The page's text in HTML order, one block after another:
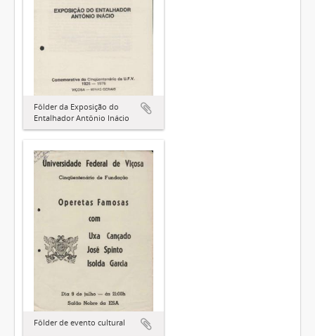
Fôlder da Exposição do
Entalhador Antônio Inácio
Fôlder de evento cultural